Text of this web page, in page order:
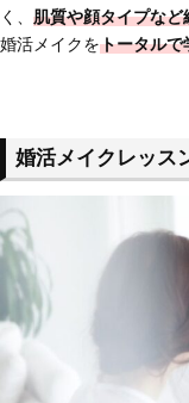
く、 肌質や顔タイプなど
婚活メイクをトータルで
婚活メイクレッス